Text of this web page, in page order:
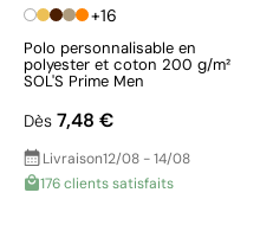
+16
Polo personnalisable en
polyester et coton 200 g/m²
SOL'S Prime Men
Dès 7,48 €
Livraison12/08 - 14/08
176 clients satisfaits